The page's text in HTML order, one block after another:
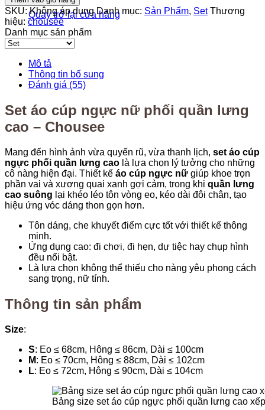
Quay trở lại cửa hàng
cúp
ngực
phối
quần
lưng
cao
xếp
Chousee
số
lượng
SKU:Không áp dụng Danh mục: Sản Phẩm, Set Thương
hiệu: chousee
Danh mục sản phẩm
Mô tả
Thông tin bổ sung
Đánh giá (55)
Set áo cúp ngực nữ phối quần lưng
cao – Chousee
Mang đến hình ảnh vừa quyến rũ, vừa thanh lịch, set áo cúp
ngực phối quần lưng cao là lựa chọn lý tưởng cho những
cô nàng hiện đại. Thiết kế áo cúp ngực nữ giúp khoe trọn
phần vai và xương quai xanh gợi cảm, trong khi quần lưng
cao suông lại khéo léo tôn vòng eo, kéo dài đôi chân, tạo
hiệu ứng vóc dáng thon gọn hơn.
Tôn dáng, che khuyết điểm cực tốt với thiết kế thông
minh.
Ứng dụng cao: đi chơi, đi hẹn, dự tiệc hay chụp hình
đều nổi bật.
Là lựa chọn không thể thiếu cho nàng yêu phong cách
sang trọng, nữ tính.
Thông tin sản phẩm
Size:
S: Eo ≤ 68cm, Hông ≤ 86cm, Dài ≤ 100cm
M: Eo ≤ 70cm, Hông ≤ 88cm, Dài ≤ 102cm
L: Eo ≤ 72cm, Hông ≤ 90cm, Dài ≤ 104cm
Bảng size set áo cúp ngực phối quần lưng cao